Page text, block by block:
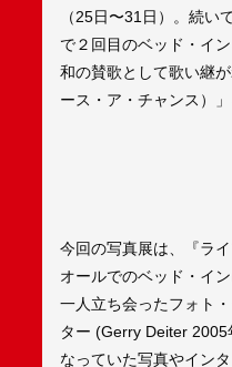
（25日〜31日）。続い
で２回目のベッド・イ
和の賛歌として歌い継
ース・ア・チャンス）
今回の写真展は、『ラ
オールでのベッド・イ
一人立ち会ったフォト
ター (Gerry Deiter
なっていた写真やイン